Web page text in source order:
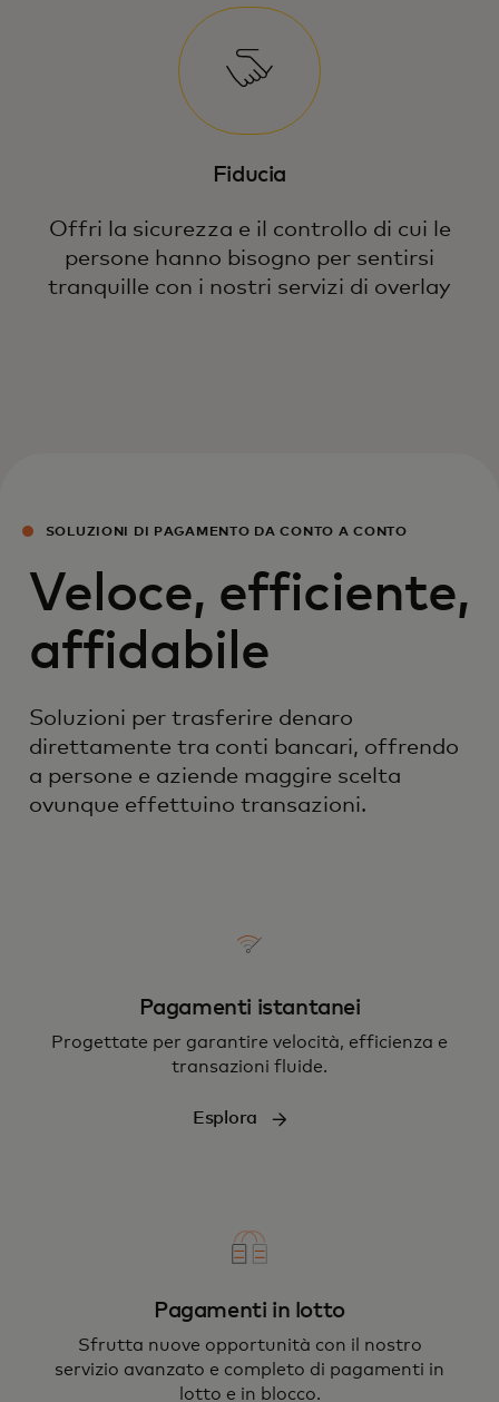
Fiducia
Offri la sicurezza e il controllo di cui le
persone hanno bisogno per sentirsi
tranquille con i nostri servizi di overlay
SOLUZIONI DI PAGAMENTO DA CONTO A CONTO
Veloce, efficiente,
affidabile
Soluzioni per trasferire denaro
direttamente tra conti bancari, offrendo
a persone e aziende maggire scelta
ovunque effettuino transazioni.
Pagamenti istantanei
Progettate per garantire velocità, efficienza e
transazioni fluide.
Esplora
Pagamenti in lotto
Sfrutta nuove opportunità con il nostro
servizio avanzato e completo di pagamenti in
lotto e in blocco.